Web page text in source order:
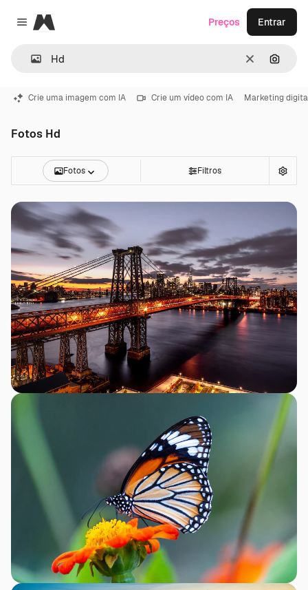
Close menu
Magnific
Limpar
Preços Entrar
Crie uma imagem com IA Crie um vídeo com IA Marketing
Fotos Hd
Fotos Filtros